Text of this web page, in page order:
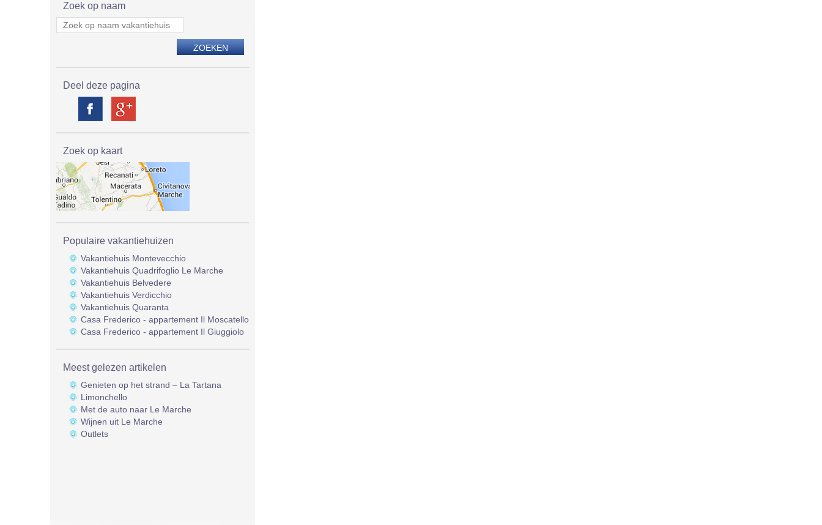
Zoek op naam
Deel deze pagina
Zoek op kaart
Populaire vakantiehuizen
Vakantiehuis Montevecchio
Vakantiehuis Quadrifoglio Le Marche
Vakantiehuis Belvedere
Vakantiehuis Verdicchio
Vakantiehuis Quaranta
Casa Frederico - appartement Il Moscatello
Casa Frederico - appartement Il Giuggiolo
Meest gelezen artikelen
Genieten op het strand – La Tartana
Limonchello
Met de auto naar Le Marche
Wijnen uit Le Marche
Outlets